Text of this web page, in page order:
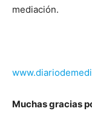
mediación.
Muchas gracias